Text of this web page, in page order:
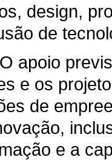
design,
de
O apoio
e os
de
e a